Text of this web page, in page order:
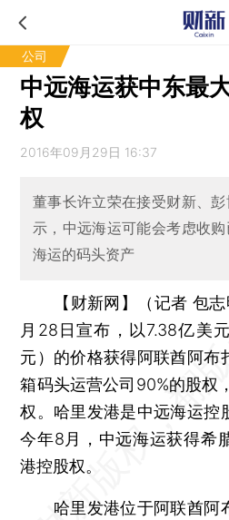
公司
中远海运获中东最
权
2016年09月29日 16:37
董事长许立荣在接受财新、
示，中远海运可能会考虑收
海运的码头资产
【财新网】（记者 包志
月28日宣布，以7.38亿美
元）的价格获得阿联酋阿布
箱码头运营公司90%的股权
权。哈里发港是中远海运控
今年8月，中远海运获得希
港控股权。
哈里发港位于阿联酋阿